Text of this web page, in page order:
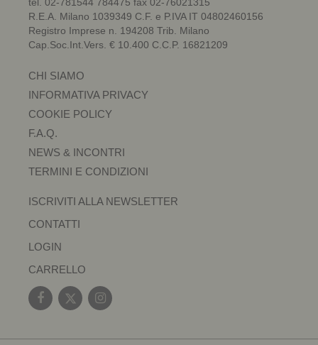
tel. 02-781544 784475 fax 02-76021315
R.E.A. Milano 1039349 C.F. e P.IVA IT 04802460156
Registro Imprese n. 194208 Trib. Milano
Cap.Soc.Int.Vers. € 10.400 C.C.P. 16821209
CHI SIAMO
INFORMATIVA PRIVACY
COOKIE POLICY
F.A.Q.
NEWS & INCONTRI
TERMINI E CONDIZIONI
ISCRIVITI ALLA NEWSLETTER
CONTATTI
LOGIN
CARRELLO